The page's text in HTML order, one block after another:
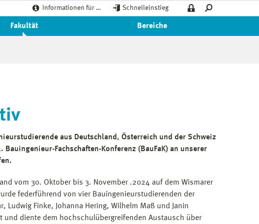
Informationen für … Schnelleinstieg
Fakultät Bereiche
aus Deutschland, Österreich und der Schweiz
Bauingenieur-Fachschaften-Konferenz (BauFaK) an unserer
vom 30. Oktober bis 3. November .2024 auf dem Wismarer
federführend von vier Bauingenieurstudierenden der
Ludwig Finke, Johanna Hering, Wilhelm Maß und Janin
und diente dem hochschulübergreifenden Austausch über